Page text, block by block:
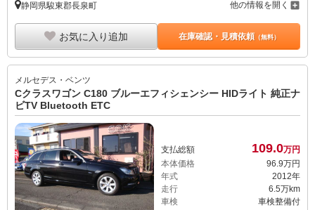
静岡県駿東郡長泉町 他の情報を開く
お気に入り追加 在庫確認・見積依頼（無料）
メルセデス・ベンツ
Cクラスワゴン C180 ブルーエフィシェンシー HIDライト 純正ナ
ビTV Bluetooth ETC
支払総額 109.0万円
本体価格
96.9万円
年式
2012年
走行
6.5万km
車検
車検整備付